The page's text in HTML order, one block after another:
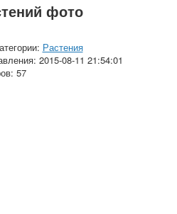
фото
Растения
2015-08-11 21:54:01
57